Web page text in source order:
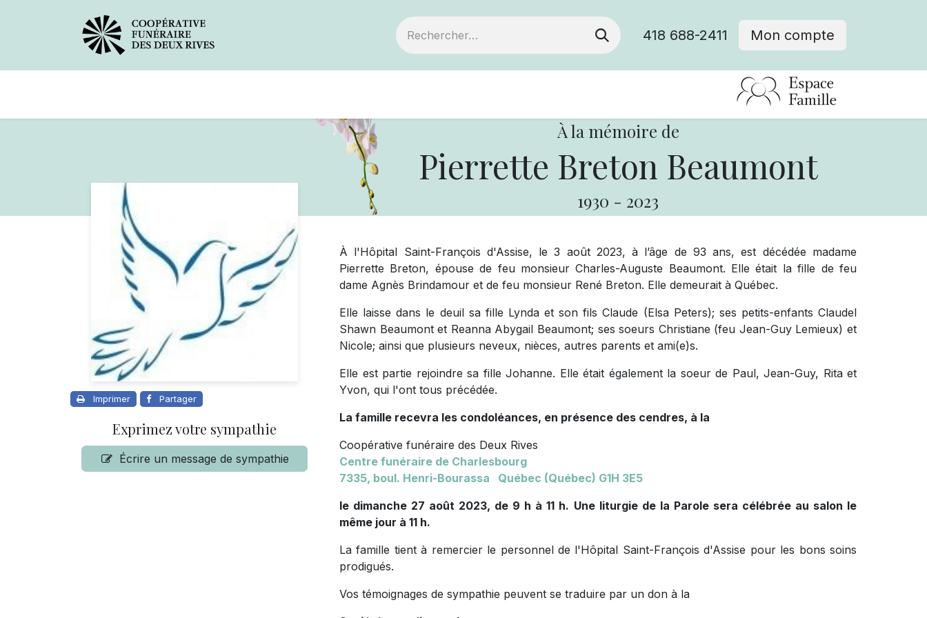
418 688-2411 Mon compte
À la mémoire de
Pierrette Breton Beaumont
1930 - 2023
Imprimer Partager
Exprimez votre sympathie
Écrire un message de sympathie
À l'Hôpital Saint-François d'Assise, le 3 août 2023, à l’âge de 93 ans, est décédée madame
Pierrette Breton, épouse de feu monsieur Charles-Auguste Beaumont. Elle était la fille de feu
dame Agnès Brindamour et de feu monsieur René Breton. Elle demeurait à Québec.
Elle laisse dans le deuil sa fille Lynda et son fils Claude (Elsa Peters); ses petits-enfants Claudel
Shawn Beaumont et Reanna Abygail Beaumont; ses soeurs Christiane (feu Jean-Guy Lemieux) et
Nicole; ainsi que plusieurs neveux, nièces, autres parents et ami(e)s.
Elle est partie rejoindre sa fille Johanne. Elle était également la soeur de Paul, Jean-Guy, Rita et
Yvon, qui l'ont tous précédée.
La famille recevra les condoléances, en présence des cendres, à la
Coopérative funéraire des Deux Rives
Centre funéraire de Charlesbourg
7335, boul. Henri-Bourassa Québec (Québec) G1H 3E5
le dimanche 27 août 2023, de 9 h à 11 h. Une liturgie de la Parolesera célébrée au salon le
même jour à 11 h.
La famille tient à remercier le personnel de l'Hôpital Saint-François d'Assise pour les bons soins
prodigués.
Vos témoignages de sympathie peuvent se traduire par un don à la